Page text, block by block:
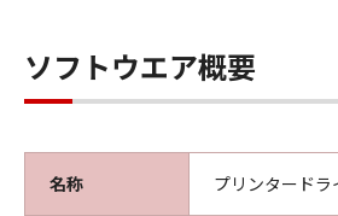
きます。
乙は第三者に対し、いかなる
甲の文書による事前の承諾な
ソフトウエア概要
名称 プリンタード